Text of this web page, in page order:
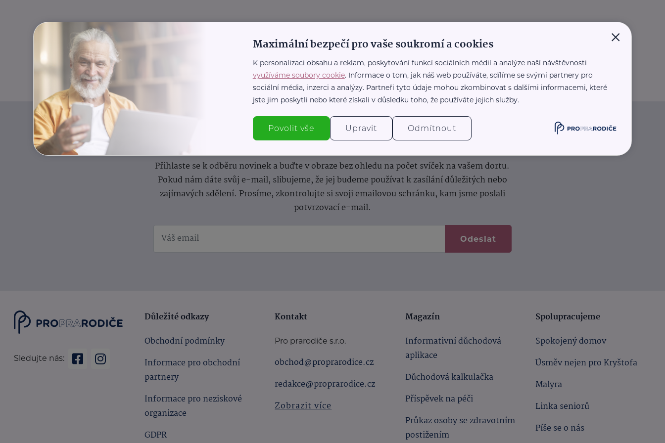
Informace(nejen)pro prarodiče
Přihlaste se k odběru novinek a buďte v obraze bez ohledu na počet svíček na vašem dortu.
Pokud nám dáte svůj e-mail, slibujeme, že jej budeme používat k zasílání důležitých nebo
zajímavých sdělení. Prosíme, zkontrolujte si svoji emailovou schránku, kam jsme poslali
potvrzovací e-mail.
Odeslat
Sledujte nás:
Důležité odkazy
Obchodní podmínky
Informace pro obchodní
partnery
Informace pro neziskové
organizace
GDPR
Kontakt
Pro prarodiče s.r.o.
obchod@proprarodice.cz
redakce@proprarodice.cz
Zobrazit více
Magazín
Informativní důchodová
aplikace
Důchodová kalkulačka
Příspěvek na péči
Průkaz osoby se zdravotním
postižením
Spolupracujeme
Spokojený domov
Úsměv nejen pro Kryštofa
Malyra
Linka seniorů
Píše se o nás
×
Maximální bezpečí pro vaše soukromí a cookies
K personalizaci obsahu a reklam, poskytování funkcí sociálních médií a analýze naší návštěvnosti
využíváme soubory cookie. Informace o tom, jak náš web používáte, sdílíme se svými partnery pro
sociální média, inzerci a analýzy. Partneři tyto údaje mohou zkombinovat s dalšími informacemi, které
jste jim poskytli nebo které získali v důsledku toho, že používáte jejich služby.
Povolit vše Upravit Odmítnout